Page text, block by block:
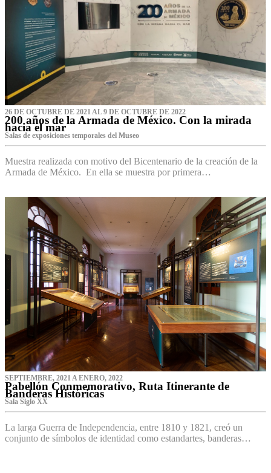
26 DE OCTUBRE DE 2021 AL 9 DE OCTUBRE DE 2022
200 años de la Armada de México. Con la mirada
hacia el mar
Salas de exposiciones temporales del Museo‌
Muestra realizada con motivo del Bicentenario de la creación de la
Armada de México. En ella se muestra por primera…
SEPTIEMBRE, 2021 A ENERO, 2022
Pabellón Conmemorativo, Ruta Itinerante de
Banderas Históricas
Sala Siglo XX
La larga Guerra de Independencia, entre 1810 y 1821, creó un
conjunto de símbolos de identidad como estandartes, banderas…